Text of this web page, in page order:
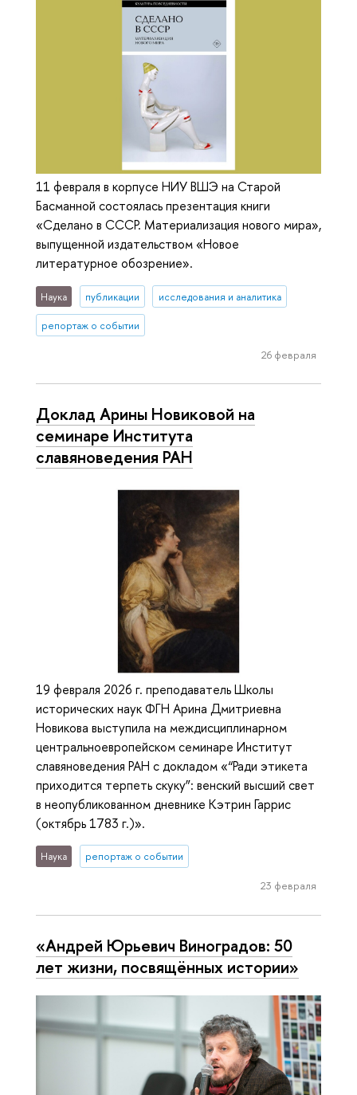
11 февраля в корпусе НИУ ВШЭ на Старой
Басманной состоялась презентация книги
«Сделано в СССР. Материализация нового мира»,
выпущенной издательством «Новое
литературное обозрение».
Наука публикации исследования и аналитика
репортаж о событии
26 февраля
Доклад Арины Новиковой на
семинаре Института
славяноведения РАН
19 февраля 2026 г. преподаватель Школы
исторических наук ФГН Арина Дмитриевна
Новикова выступила на междисциплинарном
центральноевропейском семинаре Институт
славяноведения РАН с докладом «“Ради этикета
приходится терпеть скуку”: венский высший свет
в неопубликованном дневнике Кэтрин Гаррис
(октябрь 1783 г.)».
Наука репортаж о событии
23 февраля
«Андрей Юрьевич Виноградов: 50
лет жизни, посвящённых истории»